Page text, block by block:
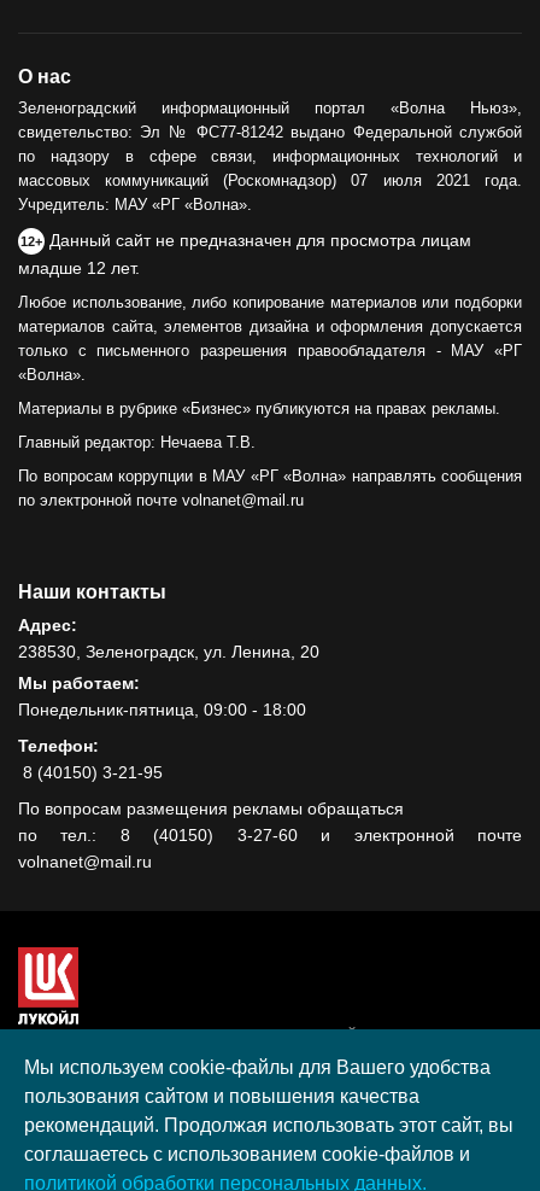
О нас
Зеленоградский информационный портал «Волна Ньюз»,
свидетельство: Эл № ФС77-81242 выдано Федеральной службой
по надзору в сфере связи, информационных технологий и
массовых коммуникаций (Роскомнадзор) 07 июля 2021 года.
Учредитель: МАУ «РГ «Волна».
12+ Данный сайт не предназначен для просмотра лицам
младше 12 лет.
Любое использование, либо копирование материалов или подборки
материалов сайта, элементов дизайна и оформления допускается
только с письменного разрешения правообладателя - МАУ «РГ
«Волна».
Материалы в рубрике «Бизнес» публикуются на правах рекламы.
Главный редактор: Нечаева Т.В.
По вопросам коррупции в МАУ «РГ «Волна» направлять сообщения
по электронной почте volnanet@mail.ru
Наши контакты
Адрес:
238530, Зеленоградск, ул. Ленина, 20
Мы работаем:
Понедельник-пятница, 09:00 - 18:00
Телефон:
8 (40150) 3-21-95
По вопросам размещения рекламы обращаться
по тел.: 8 (40150) 3-27-60 и электронной почте
volnanet@mail.ru
гранта, полученного в рамках XIII Конкурса социальных и
культурных проектов ПАО "ЛУКОЙЛ" на территории
Калининградской области в 2020 году
Согласие на обработку персональных данных
Разработка, поддержка и продвижение S-Media group
Мы используем cookie-файлы для Вашего удобства
пользования сайтом и повышения качества
рекомендаций. Продолжая использовать этот сайт, вы
соглашаетесь с использованием cookie-файлов и
политикой обработки персональных данных.